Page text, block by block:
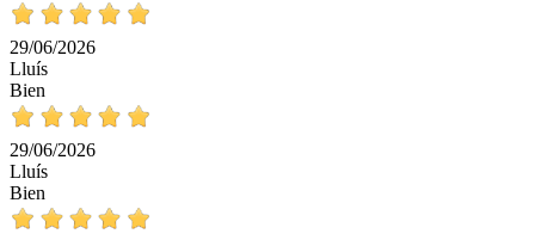
29/06/2026
Lluís
Bien
29/06/2026
Lluís
Bien